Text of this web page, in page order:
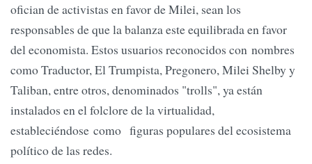
ofician de activistas en favor de Milei, sean los
responsables de que la balanza este equilibrada en favor
del economista. Estos usuarios reconocidos con nombres
como Traductor, El Trumpista, Pregonero, Milei Shelby y
Taliban, entre otros, denominados "trolls", ya están
instalados en el folclore de la virtualidad,
estableciéndose como figuras populares del ecosistema
político de las redes.